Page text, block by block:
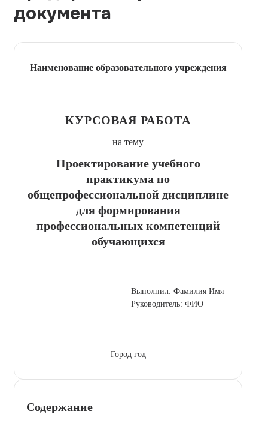
документа
Наименование образовательного учреждения
КУРСОВАЯ РАБОТА
на тему
Проектирование учебного
практикума по
общепрофессиональной дисциплине
для формирования
профессиональных компетенций
обучающихся
Выполнил: Фамилия Имя
Руководитель: ФИО
Город год
Содержание